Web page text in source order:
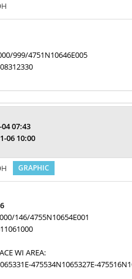
999/4751N10646E005
07:43
06 10:00
GRAPHIC
146/4755N10654E001
WI AREA:
475534N1065327E-